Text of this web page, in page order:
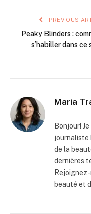
PREVIOUS
Peaky Blinders :
s’habiller dans ce
Maria
Bonjour!
journaliste
de la
dernières
beauté et